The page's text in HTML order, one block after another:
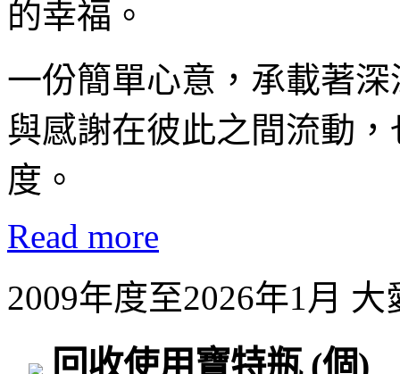
的幸福。
一份簡單心意，承載著
與感謝在彼此之間流動
度。
Read more
2009年度至2026年1月
回收使用寶特瓶 (個)